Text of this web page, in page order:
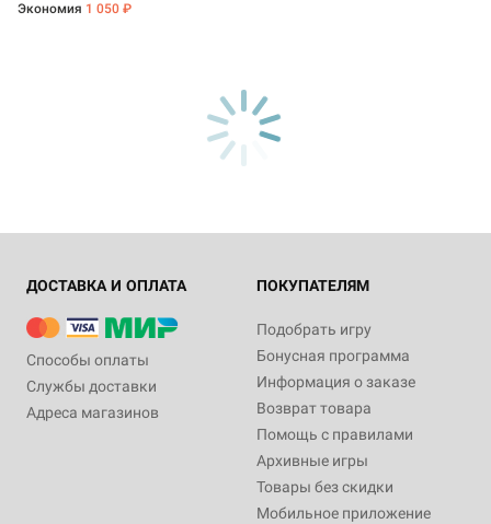
Экономия 1 050 ₽
ДОСТАВКА И ОПЛАТА
Способы оплаты
Службы доставки
Адреса магазинов
ПОКУПАТЕЛЯМ
Подобрать игру
Бонусная программа
Информация о заказе
Возврат товара
Помощь с правилами
Архивные игры
Товары без скидки
Мобильное приложение